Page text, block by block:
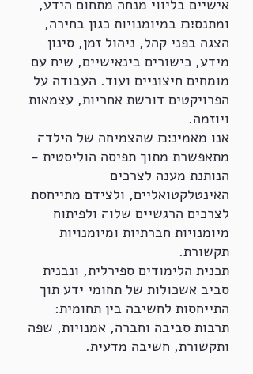
אישיים בליווי מנחה מתחום הידע,
ומתנס׊׉ במיומנויות כגון בחירה,
הצגה בפני קהל, ניהול זמן, סינון
מידע, כישורים בינאישיים, שיח עם
מומחים חיצוניים ועוד. העבודה על
הפרויקטים דורשת אחריות, עצמאות
ויוזמה.
אנו מאמינ׊׉ שהצמיחה של הילד׌
מתאפשרת מתוך תפיסה הוליסטית -
הנותנת מענה לצרכים
האינטלקטואליים, ולצידם מתייחסת
לצרכים הרגשיים שלו׌ ולפיתוח
מיומנויות חברתיות ומיומנויות
תקשורת.
תכנית הלימודים ספירלית, ונבנית
סביב אשכולות של תחומי ידע תוך
התייחסות לחשיבה בין תחומית:
תרבות סביבה וחברה, אמנויות, שפה
ותקשורת, חשיבה מדעית.